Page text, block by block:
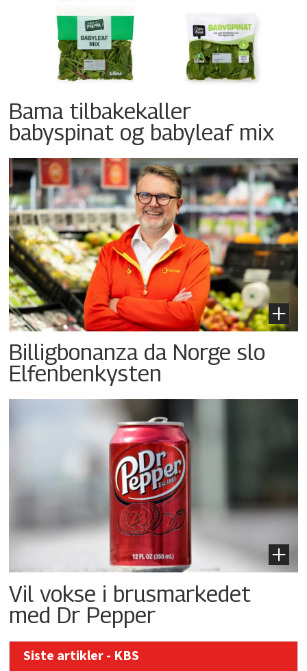
Bama tilbakekaller
babyspinat og babyleaf mix
Billigbonanza da Norge slo
Elfenbenkysten
Vil vokse i brusmarkedet
med Dr Pepper
Siste artikler - KBS